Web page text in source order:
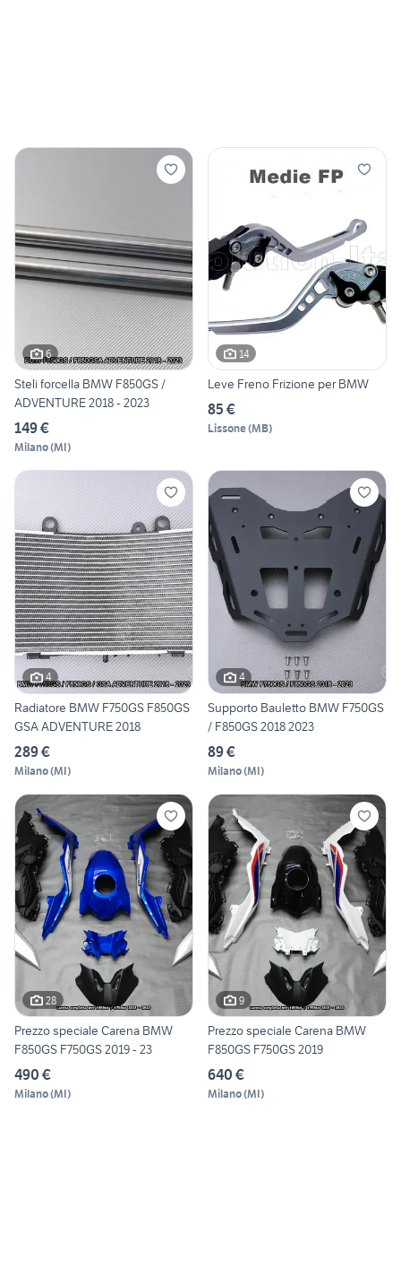
6
Steli forcella BMW F850GS /
ADVENTURE 2018 - 2023
149 €
Milano(MI)
14
Leve Freno Frizione per BMW
85 €
Lissone(MB)
4
Radiatore BMW F750GS F850GS
GSA ADVENTURE 2018
289 €
Milano(MI)
4
Supporto Bauletto BMW F750GS
/ F850GS 2018 2023
89 €
Milano(MI)
28
Prezzo speciale Carena BMW
F850GS F750GS 2019 - 23
490 €
Milano(MI)
9
Prezzo speciale Carena BMW
F850GS F750GS 2019
640 €
Milano(MI)